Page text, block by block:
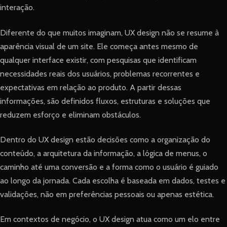
interação.
Diferente do que muitos imaginam, UX design não se resume à
aparência visual de um site. Ele começa antes mesmo de
qualquer interface existir, com pesquisas que identificam
necessidades reais dos usuários, problemas recorrentes e
expectativas em relação ao produto. A partir dessas
informações, são definidos fluxos, estruturas e soluções que
reduzem esforço e eliminam obstáculos.
Dentro do UX design estão decisões como a organização do
conteúdo, a arquitetura da informação, a lógica de menus, o
caminho até uma conversão e a forma como o usuário é guiado
ao longo da jornada. Cada escolha é baseada em dados, testes e
validações, não em preferências pessoais ou apenas estética.
Em contextos de negócio, o UX design atua como um elo entre